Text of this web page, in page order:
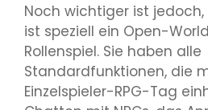
Noch wichtiger ist jedoch,
ist speziell ein Open-
Rollenspiel. Sie haben alle
Standardfunktionen, die
Einzelspieler-RPG-Tag